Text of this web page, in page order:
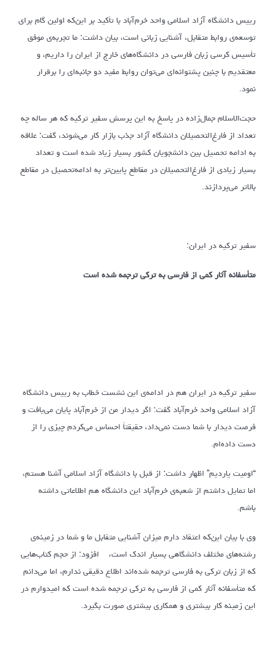
رییس دانشگاه آزاد اسلامی واحد خرم‌آباد با تأکید بر این‌که اولین گام برای
توسعه‌ی روابط متقابل، آشنایی زبانی است، بیان داشت: ما تجربه‌ی موفق
تأسیس کرسی زبان فارسی در دانشگاه‌های خارج از ایران را داریم، و
معتقدیم با چنین پشتوانه‌ای می‌توان روابط مفید دو جانبه‌ای را برقرار
نمود.
حجت‌الاسلام جمال‌زاده در پاسخ به این پرسش سفیر ترکیه که هر ساله چه
تعداد از فارغ‌التحصیلان دانشگاه آزاد جذب بازار کار می‌شوند، گفت: علاقه
به ادامه تحصیل بین دانشجویان کشور بسیار زیاد شده است و تعداد
بسیار زیادی از فارغ‌التحصیلان در مقاطع پایین‌تر به ادامه‌تحصیل در مقاطع
بالاتر می‌پردازند.
سفیر ترکیه در ایران:
متأسفانه آثار کمی از فارسی به ترکی ترجمه شده است
سفیر ترکیه در ایران هم در ادامه‌ی این نشست خطاب به رییس دانشگاه
آزاد اسلامی واحد خرم‌آباد گفت: اگر دیدار من از خرم‌آباد پایان می‌یافت و
فرصت دیدار با شما دست نمی‌داد، حقیقتاً احساس می‌کردم چیزی را از
دست داده‌ام.
“اومیت یاردیم” اظهار داشت: از قبل با دانشگاه آزاد اسلامی آشنا هستم،
اما تمایل داشتم از شعبه‌ی خرم‌آباد این دانشگاه هم اطلاعاتی داشته
باشم.
وی با بیان این‌که اعتقاد دارم میزان آشنایی متقابل ما و شما در زمینه‌ی
رشته‌های مختلف دانشگاهی بسیار اندک است، افزود: از حجم کتاب‌هایی
که از زبان ترکی به فارسی ترجمه شده‌اند اطلاع دقیقی ندارم، اما می‌دانم
که متأسفانه آثار کمی از فارسی به ترکی ترجمه شده است که امیدوارم در
این زمینه کار بیشتری و همکاری بیشتری صورت بگیرد.